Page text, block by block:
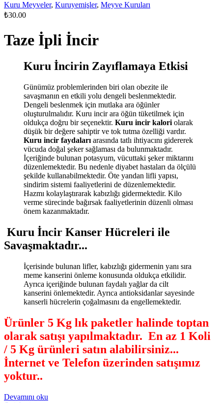
Kuru Meyveler, Kuruyemişler, Meyve Kuruları
₺30.00
Taze İpli İncir
Kuru İncirin Zayıflamaya Etkisi
Günümüz problemlerinden biri olan obezite ile
savaşmanın en etkili yolu dengeli beslenmektedir.
Dengeli beslenmek için mutlaka ara öğünler
oluşturulmalıdır. Kuru incir ara öğün tüketilmek için
oldukça doğru bir seçenektir. Kuru incir kalori olarak
düşük bir değere sahiptir ve tok tutma özelliği vardır.
Kuru incir faydaları arasında tatlı ihtiyacını gidererek
vücuda doğal şeker sağlaması da bulunmaktadır.
İçeriğinde bulunan potasyum, vücuttaki şeker miktarını
düzenlemektedir. Bu nedenle diyabet hastaları da ölçülü
şekilde kullanabilmektedir. Öte yandan lifli yapısı,
sindirim sistemi faaliyetlerini de düzenlemektedir.
Hazmı kolaylaştırarak kabızlığı gidermektedir. Kilo
verme sürecinde bağırsak faaliyetlerinin düzenli olması
önem kazanmaktadır.
Kuru İncir Kanser Hücreleri ile
Savaşmaktadır...
İçerisinde bulunan lifler, kabızlığı gidermenin yanı sıra
meme kanserini önleme konusunda oldukça etkilidir.
Ayrıca içeriğinde bulunan faydalı yağlar da cilt
kanserini önlemektedir. Ayrıca antioksidanlar sayesinde
kanserli hücrelerin çoğalmasını da engellemektedir.
Ürünler 5 Kg lık paketler halinde toptan
olarak satışı yapılmaktadır. En az 1 Koli
/ 5 Kg ürünleri satın alabilirsiniz...
İnternet ve Telefon üzerinden satışımız
yoktur..
Devamını oku